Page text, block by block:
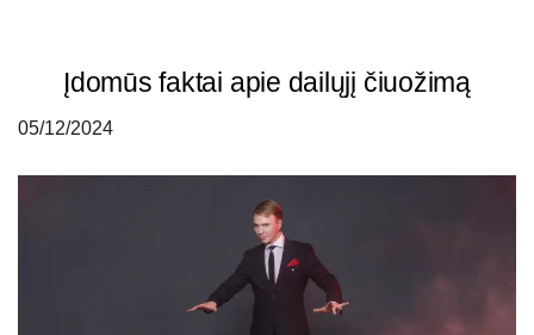
Įdomūs faktai apie dailųjį čiuožimą
05/12/2024